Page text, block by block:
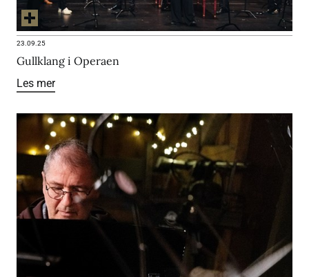
23.09.25
Gullklang i Operaen
Les mer